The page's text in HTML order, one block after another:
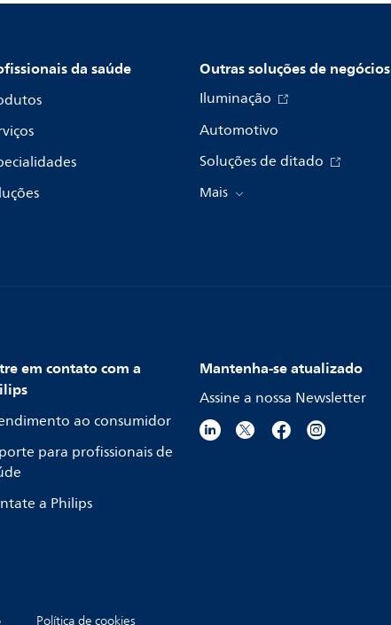
da saúde Outras soluções de negócios
Iluminação
Automotivo
Soluções de ditado
Mais
em contato com a
ao consumidor
para profissionais de
a Philips
Mantenha-se atualizado
Assine a nossa Newsletter